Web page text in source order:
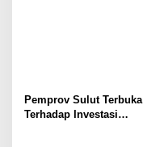
Pemprov Sulut Terbuka
Terhadap Investasi